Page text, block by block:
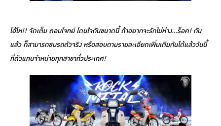
โอ้โห!! จัดเต็ม ตอบโจทย์ โดนใจกันขนาดนี้ ถ้าอยากจะรักไม่ห่าง…ร็อค! กัน
แล้ว ก็สามารถชมรถตัวจริง หรือสอบถามรายละเอียดเพิ่มเติมกันได้แล้ววันนี้
ที่ตัวแทนจำหน่ายทุกสาขาทั่วประเทศ!